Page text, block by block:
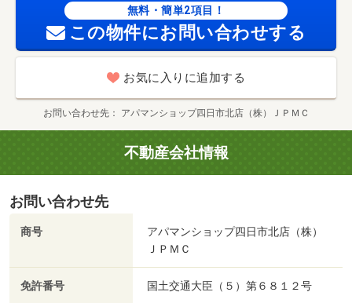
／堀木店（スーパー）まで１９８ｍ／Ａ－プライス四日市
店（スーパー）まで６９５ｍ／スギ薬局末永店（その他）
まで７４５ｍ／森医院（病院）まで７６５ｍ／ファッショ
ンセンターしまむら野田店（その他）まで１１５８ｍ／四
日市本郷郵便局（郵便局）まで８７０ｍ/賃貸戸数:91戸
無料・簡単2項目！
この物件にお問い合わせする
お気に入りに追加する
お問い合わせ先 アパマンショップ四日市北店（株）ＪＰＭＣ
不動産会社情報
お問い合わせ先
商号
アパマンショップ四日市北店（株）
ＪＰＭＣ
免許番号 国土交通大臣（５）第６８１２号